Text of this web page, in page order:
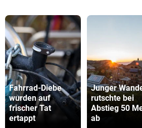
Fahrrad-Diebe
wurden auf
frischer Tat
ertappt
Junger
rutschte bei
Abstieg 50
ab